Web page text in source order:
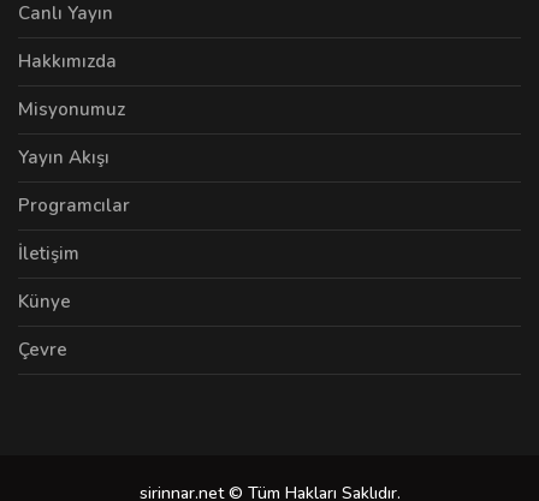
Canlı Yayın
Hakkımızda
Misyonumuz
Yayın Akışı
Programcılar
İletişim
Künye
Çevre
sirinnar.net © Tüm Hakları Saklıdır.